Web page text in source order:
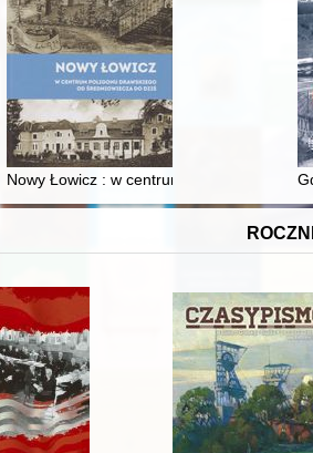
w XVI-wiecznej Rzeczypospolitej
Nowy Łowicz : w centrum poligonu